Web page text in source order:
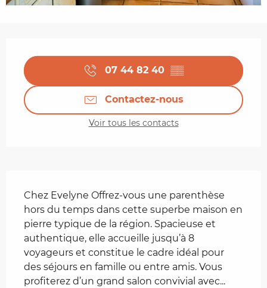
07 44 82 40 ▒▒
Contactez-nous
Voir tous les contacts
Chez Evelyne Offrez-vous une parenthèse
hors du temps dans cette superbe maison en
pierre typique de la région. Spacieuse et
authentique, elle accueille jusqu’à 8
voyageurs et constitue le cadre idéal pour
des séjours en famille ou entre amis. Vous
profiterez d’un grand salon convivial avec...